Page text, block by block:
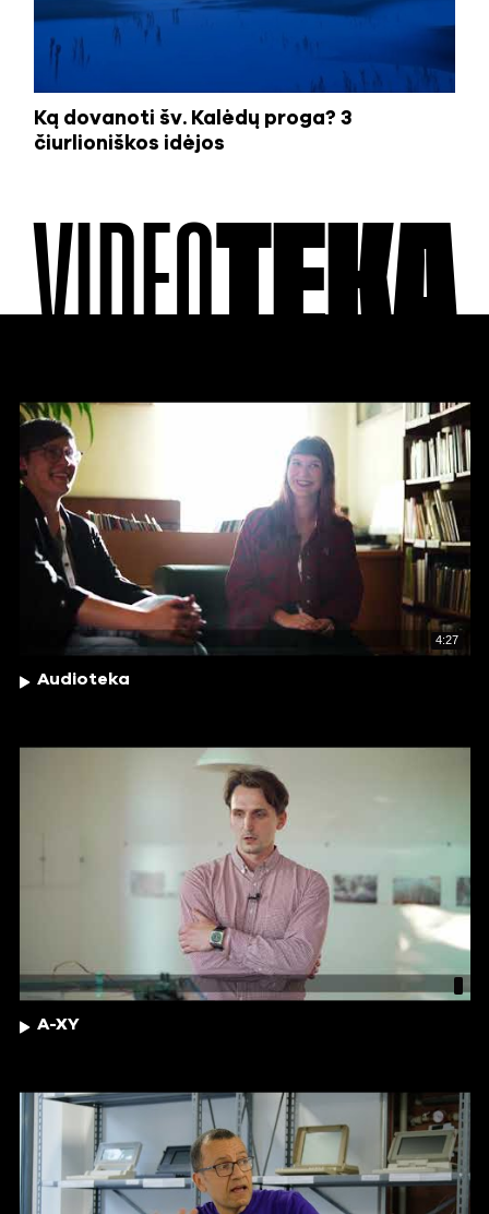
Ką dovanoti šv. Kalėdų proga? 3
čiurlioniškos idėjos
VIDEOTEKA
4:27
Audioteka
A-XY